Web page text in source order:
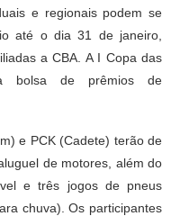
e regionais podem se
até o dia 31 de janeiro,
a CBA. A I Copa das
bolsa de prêmios de
e PCK (Cadete) terão de
de motores, além do
e três jogos de pneus
chuva). Os participantes